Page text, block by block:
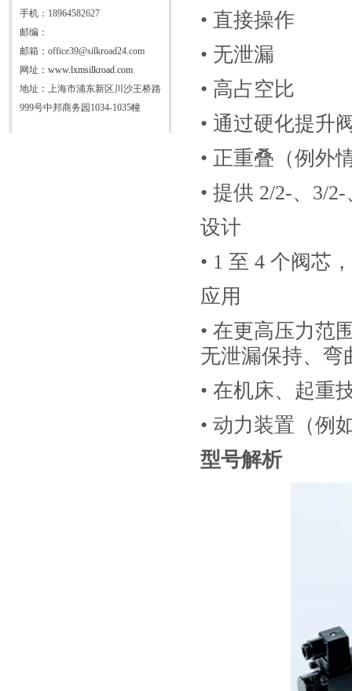
手机：18964582627
邮编：
邮箱：office39@silkroad24.com
网址： www.lxmsilkroad.com
地址：上海市浦东新区川沙王桥路
999号中邦商务园1034-1035幢
• 直接操作
• 无泄漏
• 高占空比
• 通过硬化提升
• 正重叠（例外
• 提供 2/2-、3/
设计
• 1 至 4 个阀芯
应用
• 在更高压力范
无泄漏保持、弯
• 在机床、起重
• 动力装置（例
型号解析